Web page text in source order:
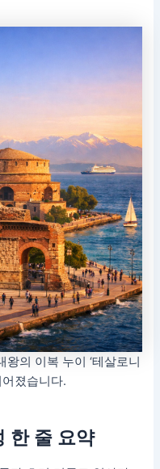
의 이복 누이 ‘테살로니
졌습니다.
한 줄 요약